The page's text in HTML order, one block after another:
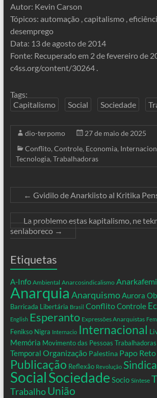
Autor: Kevin Carson
Tópicos: automação , capitalismo ,
desemprego
Data: 13 de agosto de 2014
Fonte: Recuperado em 2 de fevereiro de
c4ss.org/content/30264 .
Tags:
Capitalismo
Social Sociedade
dio-terpomo
27 de maio de 2025
Conflito, Controle, Economia,
Tecnologia, Trabalhadoras
← Gvidilo de Anarkiisto al Kritika
La problemo estas kapitalismo, ne
senlaboreco→
Etiquetas
A-Info Ambiental Anarcosindicalismo
Anarquia AnarquismoAurora
Barricada Libertária Brasil ConflitoControle
English Esperanto Expressões Anarquistas
Fenikso Nigra Internacio Internacional
Memória Movimento das Pessoas Trabalhadoras
Temporal Organização Palestina Papo Reto
Publicação Reflexão Revolução
SocialSociedade Socio Síntese
Trabalho União